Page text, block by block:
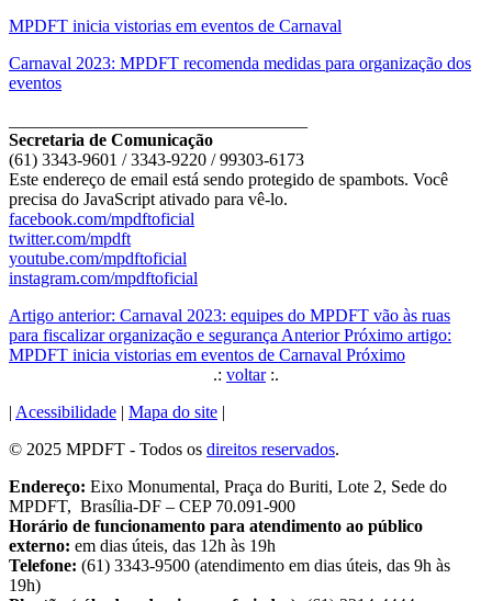
MPDFT inicia vistorias em eventos de Carnaval
Carnaval 2023: MPDFT recomenda medidas para organização dos
eventos
Secretaria de Comunicação
(61) 3343-9601 / 3343-9220 / 99303-6173
Este endereço de email está sendo protegido de spambots. Você
precisa do JavaScript ativado para vê-lo.
facebook.com/mpdftoficial
twitter.com/mpdft
youtube.com/mpdftoficial
instagram.com/mpdftoficial
Artigo anterior: Carnaval 2023: equipes do MPDFT vão às ruas
para fiscalizar organização e segurança Anterior Próximo artigo:
MPDFT inicia vistorias em eventos de Carnaval Próximo
.: voltar:.
| Acessibilidade | Mapa do site |
© 2025 MPDFT - Todos os direitos reservados.
Endereço: Eixo Monumental, Praça do Buriti, Lote 2, Sede do
MPDFT, Brasília-DF – CEP 70.091-900
Horário de funcionamento para atendimento ao público
externo: em dias úteis, das 12h às 19h
Telefone: (61) 3343-9500 (atendimento em dias úteis, das 9h às
19h)